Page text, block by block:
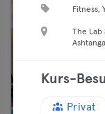
Fitness,
The
Kurs-
Privat